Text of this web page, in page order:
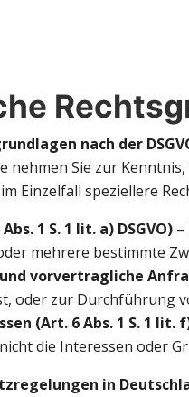
nach der
nehmen Sie zur
Einzelfall speziellere
1 S. 1 lit. a) DSGVO)
mehrere bestimmte
vorvertragliche
oder zur Durchführung
(Art. 6 Abs. 1 S. 1 lit. f)
die Interessen oder
in